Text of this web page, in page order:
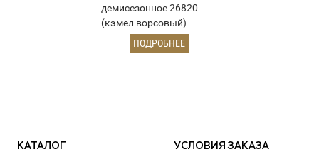
демисезонное 26820
(кэмел ворсовый)
ПОДРОБНЕЕ
КАТАЛОГ УСЛОВИЯ ЗАКАЗА